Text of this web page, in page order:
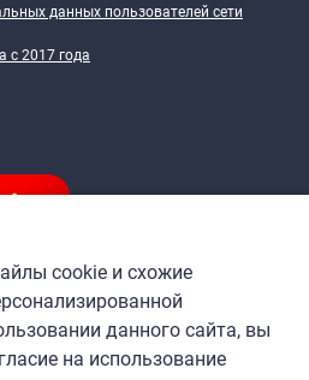
данных пользователей сети
c 2017 года
cookie и схожие
данного сайта, вы
на использование